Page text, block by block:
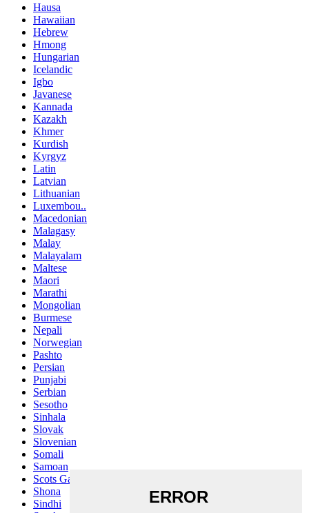
Hausa
Hawaiian
Hebrew
Hmong
Hungarian
Icelandic
Igbo
Javanese
Kannada
Kazakh
Khmer
Kurdish
Kyrgyz
Latin
Latvian
Lithuanian
Luxembou..
Macedonian
Malagasy
Malay
Malayalam
Maltese
Maori
Marathi
Mongolian
Burmese
Nepali
Norwegian
Pashto
Persian
Punjabi
Serbian
Sesotho
Sinhala
Slovak
Slovenian
Somali
Samoan
Scots Gaelic
Shona
Sindhi